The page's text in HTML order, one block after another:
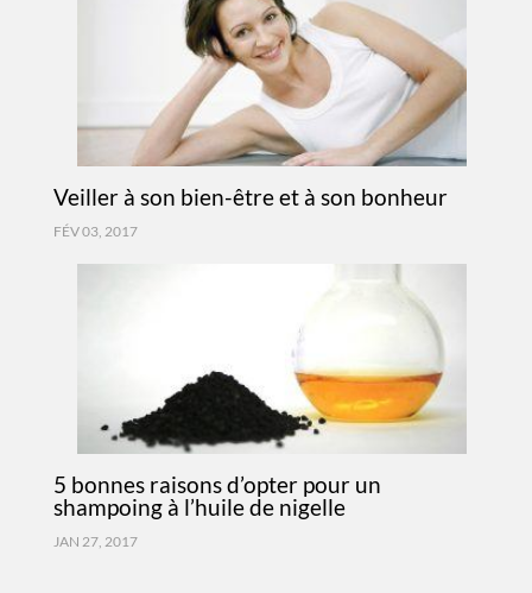
Veiller à son bien-être et à son bonheur
FÉV 03, 2017
5 bonnes raisons d’opter pour un
shampoing à l’huile de nigelle
JAN 27, 2017